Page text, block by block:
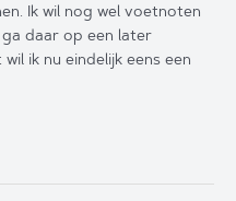
Ik wil nog wel voetnoten
daar op een later
ik nu eindelijk eens een